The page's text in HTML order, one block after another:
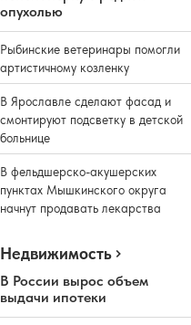
опухолью
Рыбинские ветеринары помогли
артистичному козленку
В Ярославле сделают фасад и
смонтируют подсветку в детской
больнице
В фельдшерско-акушерских
пунктах Мышкинского округа
начнут продавать лекарства
Недвижимость
В России вырос объем
выдачи ипотеки